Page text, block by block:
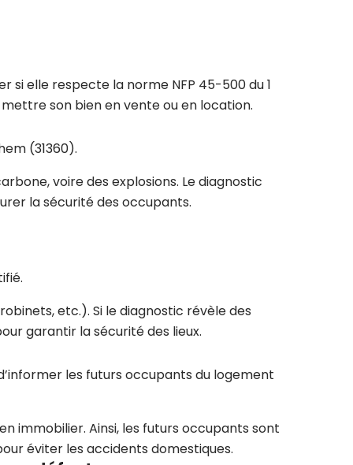
si elle respecte la norme NFP 45-500 du 1
son bien en vente ou en location.
(31360).
voire des explosions. Le diagnostic
la sécurité des occupants.
etc.). Si le diagnostic révèle des
garantir la sécurité des lieux.
les futurs occupants du logement
immobilier. Ainsi, les futurs occupants sont
éviter les accidents domestiques.